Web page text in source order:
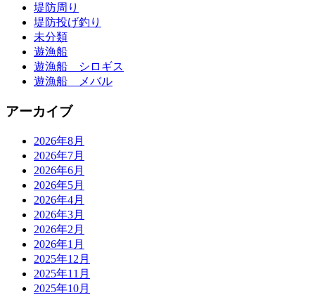
堤防周り
堤防投げ釣り
未分類
遊漁船
遊漁船 シロギス
遊漁船 メバル
アーカイブ
2026年8月
2026年7月
2026年6月
2026年5月
2026年4月
2026年3月
2026年2月
2026年1月
2025年12月
2025年11月
2025年10月